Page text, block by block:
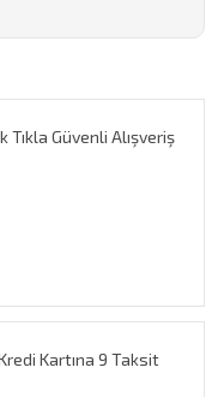
Tıkla Güvenli Alışveriş
Kartına 9 Taksit